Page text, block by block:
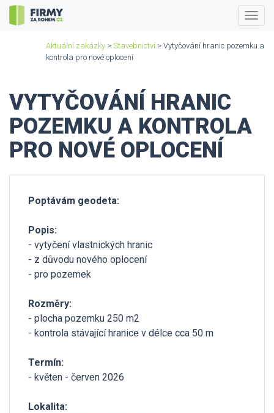
Aktuální zakázky > Stavebnictví > Vytyčování hranic pozemku a
kontrola pro nové oplocení
VYTYČOVÁNÍ HRANIC
POZEMKU A KONTROLA
PRO NOVÉ OPLOCENÍ
Poptávám geodeta:
Popis:
- vytyčení vlastnických hranic
- z důvodu nového oplocení
- pro pozemek
Rozměry:
- plocha pozemku 250 m2
- kontrola stávající hranice v délce cca 50 m
Termín:
- květen - červen 2026
Lokalita: